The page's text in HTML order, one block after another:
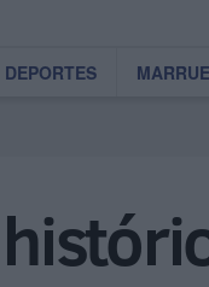
DEPORTES